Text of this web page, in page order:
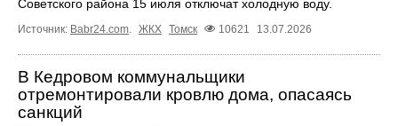
Советского района 15 июля отключат холодную воду.
Источник: Babr24.com ЖКХ Томск 10621 13.07.2026
В Кедровом коммунальщики
отремонтировали кровлю дома, опасаясь
санкций